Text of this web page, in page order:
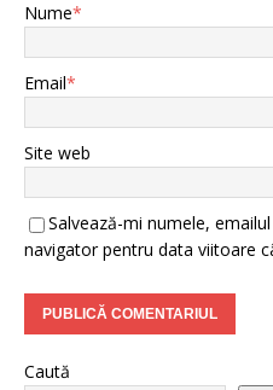
Nume*
Email*
Site web
Salvează-mi numele,
navigator pentru data viitoare
Caută